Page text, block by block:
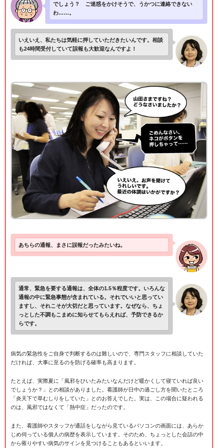
でしょう？ ご迷惑をかけそうで、うかつに連絡できない
わ……。
いえいえ、私たちは気軽に押していただきたいんです。相談
も24時間受付していて誤報も大歓迎なんですよ！
あちらの通報、まさに誤報だったみたいね。
通常、緊急を要する通報は、全体の1.5％程度です。いろんな
通報の中に緊急事態が含まれている。それでいいと思ってい
ますし、それこそが大切だと思っています。なぜなら、ちょ
っとした不調もこまめに知らせてもらえれば、予防できるか
らです。
病気の緊急性をご自身で判断するのは難しいので、専門スタッフに相談していた
だければ、大事に至るのを防げる確率も高まります。
たとえば、実際夏に「風邪をひいたみたいなんだけど暖かくして寝ていれば良い
でしょうか？」との相談がありました。看護師が日中の過ごし方を聞いたところ
「炎天下で草むしりをしていた」とのお答えでした。実は、この場合に疑われる
のは、風邪ではなくて「熱中症」だったのです。
また、看護師やスタッフが通話をしながら見ているパソコンの画面には、あらか
じめ伺っている個人の病歴を表示しています。そのため、ちょっとした会話の中
から罹りやすい病気のサインを見つけることもあるといいます。